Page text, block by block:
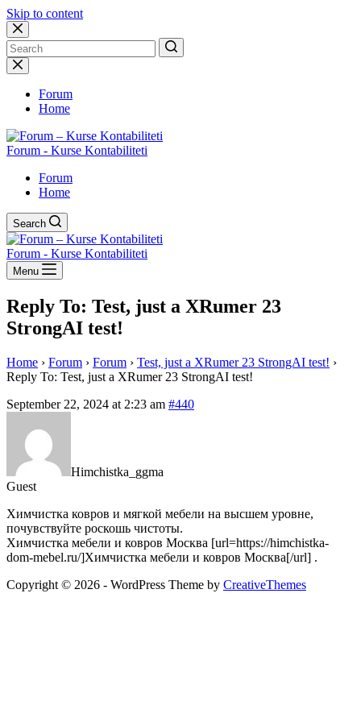
Skip to content
No
results
Forum
Home
Forum - Kurse Kontabiliteti
Forum
Home
Search
Forum - Kurse Kontabiliteti
Menu
Reply To: Test, just a XRumer 23
StrongAI test!
Home › Forum › Forum › Test, just a XRumer 23 StrongAI test! ›
Reply To: Test, just a XRumer 23 StrongAI test!
September 22, 2024 at 2:23 am #440
Himchistka_ggma
Guest
Химчистка ковров и мягкой мебели на высшем уровне,
почувствуйте роскошь чистоты.
Химчистка мебели и ковров Москва [url=https://himchistka-
dom-mebel.ru/]Химчистка мебели и ковров Москва[/url] .
Copyright © 2026 - WordPress Theme by CreativeThemes